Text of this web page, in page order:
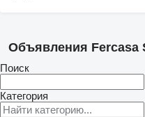
Объявления Fercasa
Поиск
Категория